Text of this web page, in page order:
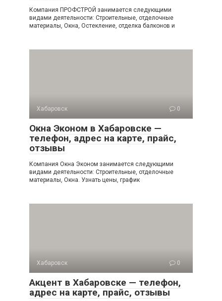
Компания ПРОФСТРОЙ занимается следующими
видами деятельности: Строительные, отделочные
материалы, Окна, Остекление, отделка балконов и
Хабаровск 0
Окна Эконом в Хабаровске —
телефон, адрес на карте, прайс,
отзывы
Компания Окна Эконом занимается следующими
видами деятельности: Строительные, отделочные
материалы, Окна. Узнать цены, график
Хабаровск 0
Акцент в Хабаровске — телефон,
адрес на карте, прайс, отзывы